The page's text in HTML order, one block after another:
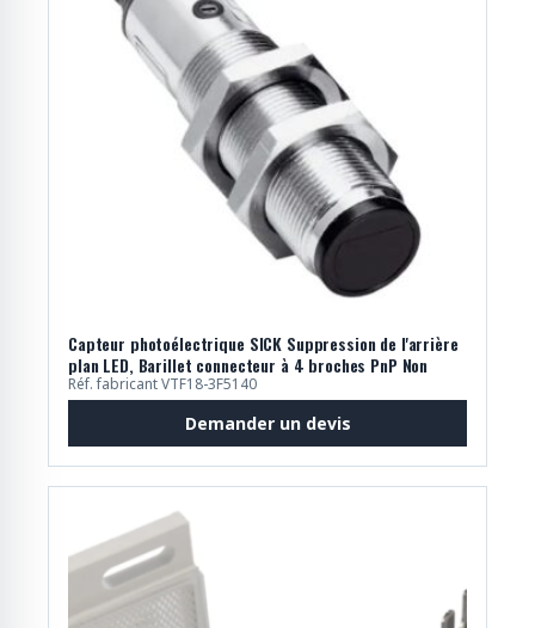
Capteur photoélectrique SICK Suppression de l'arrière
plan LED, Barillet connecteur à 4 broches PnP Non
Réf. fabricant VTF18-3F5140
Demander un devis